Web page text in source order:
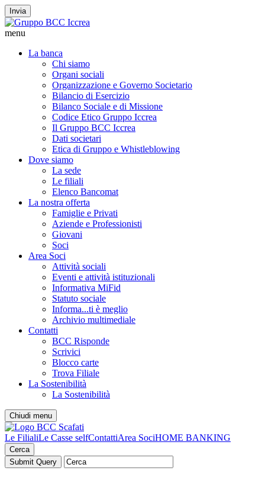
Invia
menu
La banca
Chi siamo
Organi sociali
Organizzazione e Governo Societario
Bilancio di Esercizio
Bilanco Sociale e di Missione
Codice Etico Gruppo Iccrea
Il Gruppo BCC Iccrea
Dati societari
Etica di Gruppo e Whistleblowing
Dove siamo
La sede
Le filiali
Elenco Bancomat
La nostra offerta
Famiglie e Privati
Aziende e Professionisti
Giovani
Soci
Area Soci
Attività sociali
Eventi e attività istituzionali
Informativa MiFid
Statuto sociale
Informa...ti è meglio
Archivio multimediale
Contatti
BCC Risponde
Scrivici
Blocco carte
Trova Filiale
La Sostenibilità
La Sostenibilità
Chiudi menu
Le FilialiLe Casse selfContattiArea SociHOME BANKING
Cerca